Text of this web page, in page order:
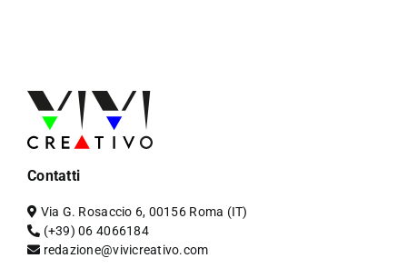
Contatti
Via G. Rosaccio 6, 00156 Roma (IT)
(+39) 06 4066184
redazione@vivicreativo.com